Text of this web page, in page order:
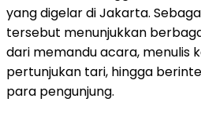
yang digelar di Jakarta.
tersebut menunjukkan
dari memandu acara, menulis
pertunjukan tari, hingga
para pengunjung.